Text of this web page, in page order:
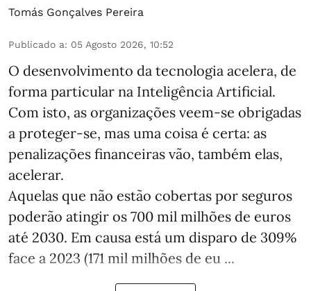
Tomás Gonçalves Pereira
Publicado a: 05 Agosto 2026, 10:52
O desenvolvimento da tecnologia acelera, de
forma particular na Inteligência Artificial.
Com isto, as organizações veem-se obrigadas
a proteger-se, mas uma coisa é certa: as
penalizações financeiras vão, também elas,
acelerar.
Aquelas que não estão cobertas por seguros
poderão atingir os 700 mil milhões de euros
até 2030. Em causa está um disparo de 309%
face a 2023 (171 mil milhões de eu ...